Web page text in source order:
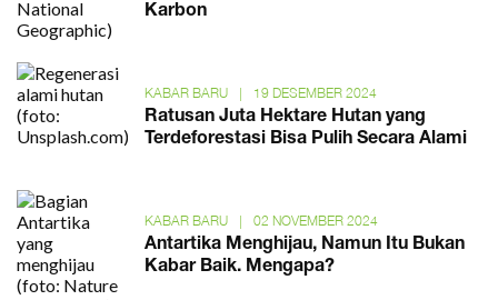
Karbon
KABAR BARU | 19 DESEMBER 2024
Ratusan Juta Hektare Hutan yang
Terdeforestasi Bisa Pulih Secara Alami
KABAR BARU | 02 NOVEMBER 2024
Antartika Menghijau, Namun Itu Bukan
Kabar Baik. Mengapa?